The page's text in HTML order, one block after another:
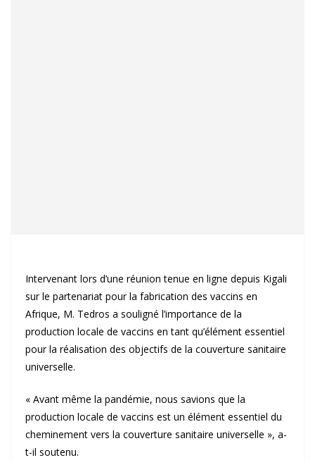
Intervenant lors d’une réunion tenue en ligne depuis Kigali
sur le partenariat pour la fabrication des vaccins en
Afrique, M. Tedros a souligné l’importance de la
production locale de vaccins en tant qu’élément essentiel
pour la réalisation des objectifs de la couverture sanitaire
universelle.
« Avant même la pandémie, nous savions que la
production locale de vaccins est un élément essentiel du
cheminement vers la couverture sanitaire universelle », a-
t-il soutenu.